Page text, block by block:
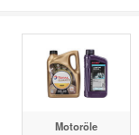
Motoröle